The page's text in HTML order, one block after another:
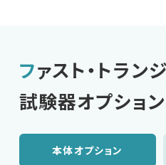
ファスト・トランジェント/バースト
試験器オプショ
本体オプション